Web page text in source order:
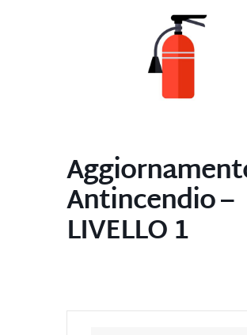
Antincendio –
LIVELLO 1